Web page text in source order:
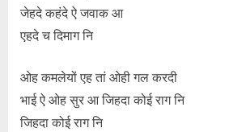
जेहदे कहंदे ऐ जवाक आ
एहदे च दिमाग नि
ओह कमलेयों एह तां ओही गल करदी
भाई ऐ ओह सुर आ जिहदा कोई राग नि
जिहदा कोई राग नि